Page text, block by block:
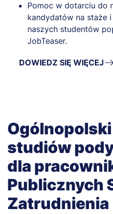
Pomoc w dotarciu do
kandydatów na staże
naszych studentów
JobTeaser.
DOWIEDZ SIĘ WIĘCEJ
studiów
dla
Publicznych
Zatrudnienia